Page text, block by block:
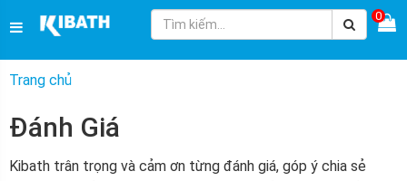
0
Trang chủ
Đánh Giá
Kibath trân trọng và cảm ơn từng đánh giá, góp ý chia sẻ